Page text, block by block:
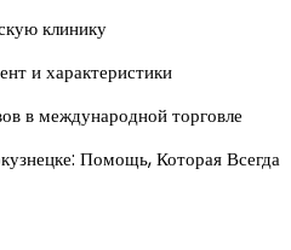
клинику
и характеристики
в международной торговле
Помощь, Которая Всегда